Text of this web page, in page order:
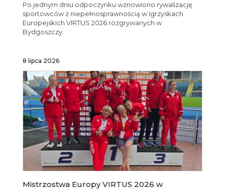
Po jednym dniu odpoczynku wznowiono rywalizację
sportowców z niepełnosprawnością w Igrzyskach
Europejskich VIRTUS 2026 rozgrywanych w
Bydgoszczy.
8 lipca 2026
Mistrzostwa Europy VIRTUS 2026 w